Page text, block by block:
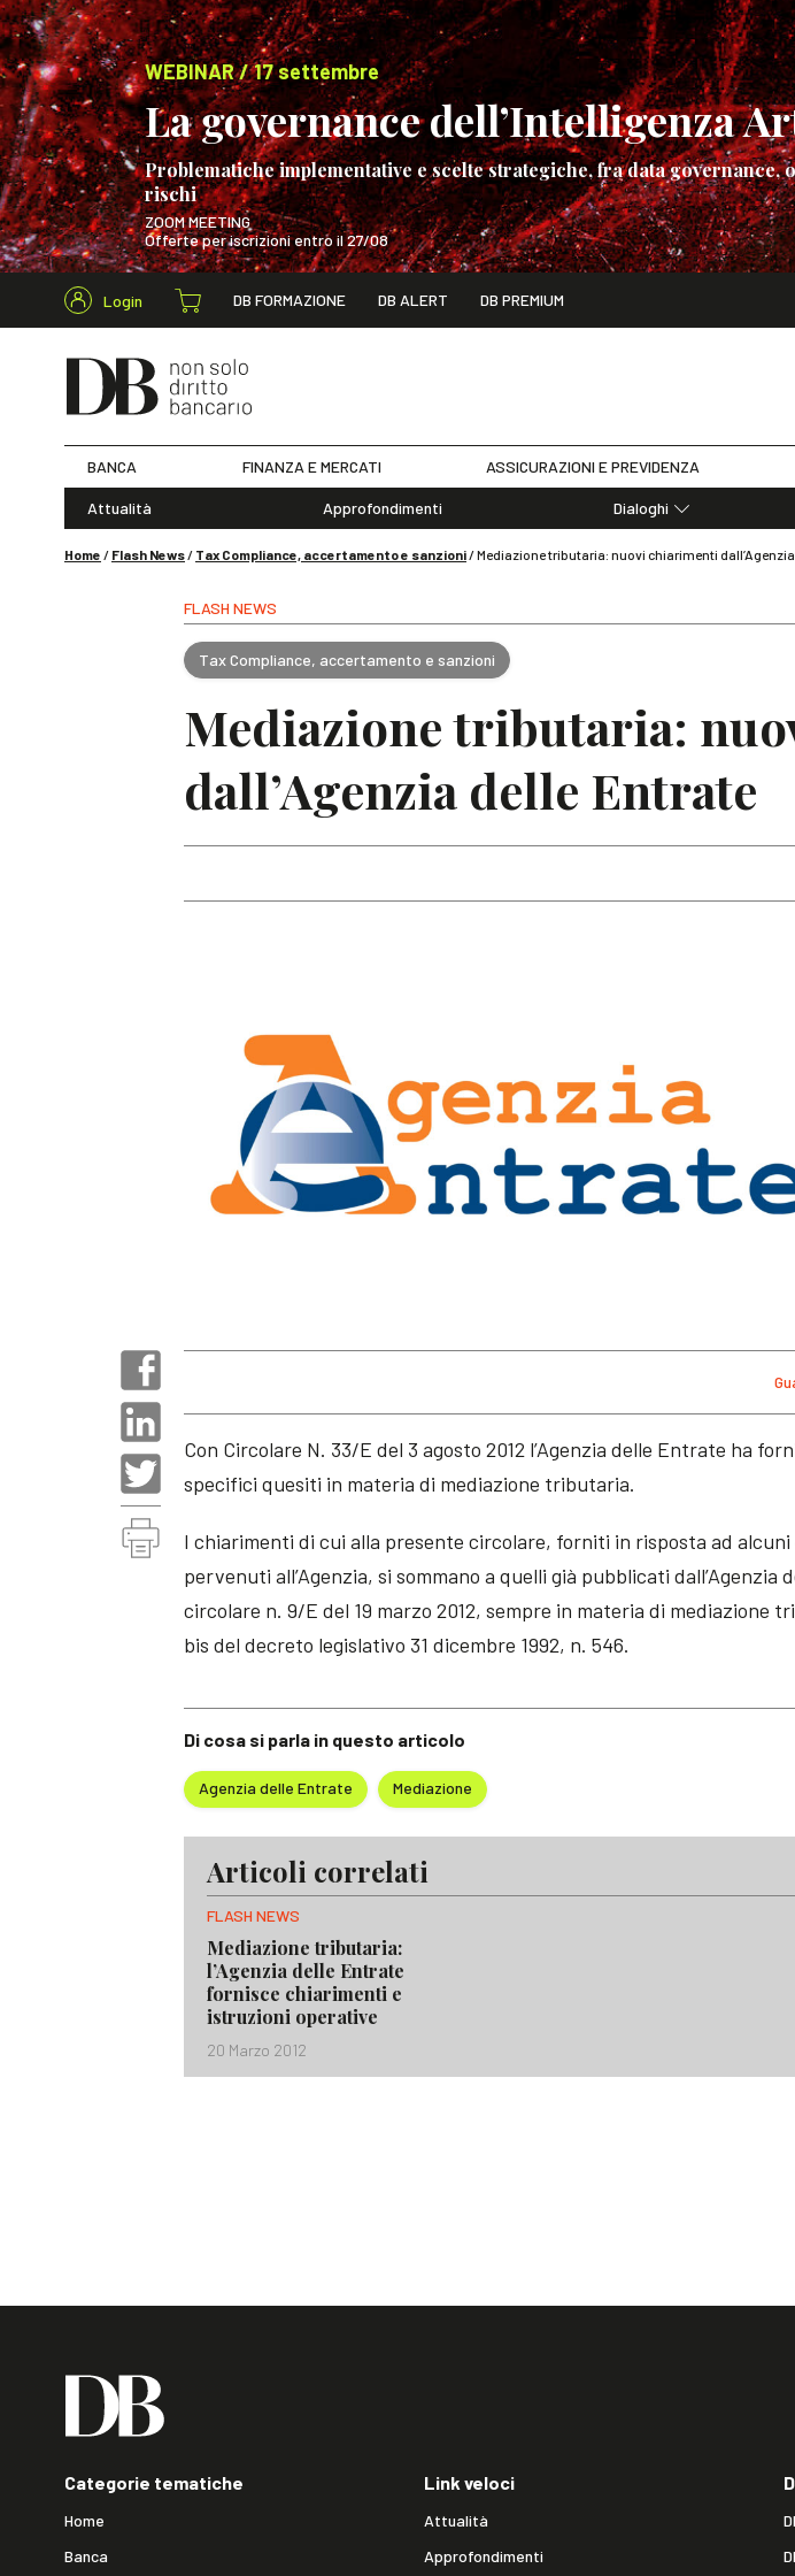
WEBINAR / 17 settembre
La governance dell’Intelligenza
Problematiche implementative e scelte strategiche, fra data governance,
rischi
ZOOM MEETING
Offerte per iscrizioni entro il 27/08
WEBINAR / 17 settembre
Login DB FORMAZIONE DB ALERT DB PREMIUM
Cerca nel sito
BANCA FINANZA E MERCATI ASSICURAZIONI E PREVIDENZA
Attualità Approfondimenti
Dialoghi
Home / Flash News/ Tax Compliance, accertamento e sanzioni/Mediazione tributaria: nuovi chiarimenti
FLASH NEWS
Tax Compliance, accertamento e sanzioni
Mediazione tributaria:
dall’Agenzia delle Entrate
Di cosa si parla in questo articolo
Agenzia delle Entrate Mediazione
Con Circolare N. 33/E del 3 agosto 2012 l’Agenzia delle Entrate ha
specifici quesiti in materia di mediazione tributaria.
I chiarimenti di cui alla presente circolare, forniti in risposta ad
pervenuti all’Agenzia, si sommano a quelli già pubblicati dall’Agenzia
circolare n. 9/E del 19 marzo 2012, sempre in materia di mediazione
bis del decreto legislativo 31 dicembre 1992, n. 546.
Articoli correlati
FLASH NEWS
Mediazione tributaria:
l’Agenzia delle Entrate
fornisce chiarimenti e
istruzioni operative
20 Marzo 2012
Categorie tematiche
Home
Banca
Link veloci
Attualità
Approfondimenti